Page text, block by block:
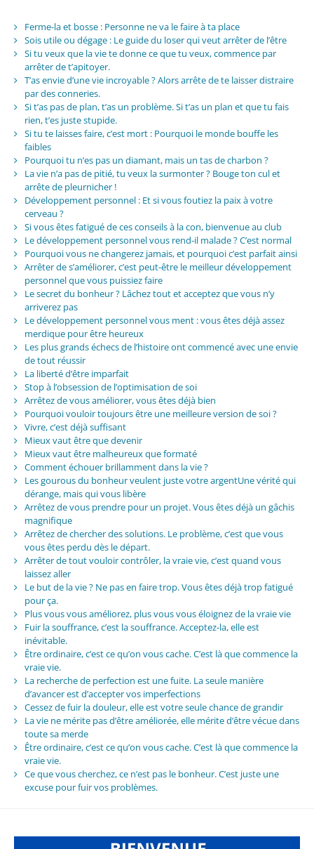
Ferme-la et bosse : Personne ne va le faire à ta place
Sois utile ou dégage : Le guide du loser qui veut arrêter de l’être
Si tu veux que la vie te donne ce que tu veux, commence par
arrêter de t’apitoyer.
T’as envie d’une vie incroyable ? Alors arrête de te laisser distraire
par des conneries.
Si t’as pas de plan, t’as un problème. Si t’as un plan et que tu fais
rien, t’es juste stupide.
Si tu te laisses faire, c’est mort : Pourquoi le monde bouffe les
faibles
Pourquoi tu n’es pas un diamant, mais un tas de charbon ?
La vie n’a pas de pitié, tu veux la surmonter ? Bouge ton cul et
arrête de pleurnicher !
Développement personnel : Et si vous foutiez la paix à votre
cerveau ?
Si vous êtes fatigué de ces conseils à la con, bienvenue au club
Le développement personnel vous rend-il malade ? C’est normal
Pourquoi vous ne changerez jamais, et pourquoi c’est parfait ainsi
Arrêter de s’améliorer, c’est peut-être le meilleur développement
personnel que vous puissiez faire
Le secret du bonheur ? Lâchez tout et acceptez que vous n’y
arriverez pas
Le développement personnel vous ment : vous êtes déjà assez
merdique pour être heureux
Les plus grands échecs de l’histoire ont commencé avec une envie
de tout réussir
La liberté d’être imparfait
Stop à l’obsession de l’optimisation de soi
Arrêtez de vous améliorer, vous êtes déjà bien
Pourquoi vouloir toujours être une meilleure version de soi ?
Vivre, c’est déjà suffisant
Mieux vaut être que devenir
Mieux vaut être malheureux que formaté
Comment échouer brillamment dans la vie ?
Les gourous du bonheur veulent juste votre argentUne vérité qui
dérange, mais qui vous libère
Arrêtez de vous prendre pour un projet. Vous êtes déjà un gâchis
magnifique
Arrêtez de chercher des solutions. Le problème, c’est que vous
vous êtes perdu dès le départ.
Arrêter de tout vouloir contrôler, la vraie vie, c’est quand vous
laissez aller
Le but de la vie ? Ne pas en faire trop. Vous êtes déjà trop fatigué
pour ça.
Plus vous vous améliorez, plus vous vous éloignez de la vraie vie
Fuir la souffrance, c’est la souffrance. Acceptez-la, elle est
inévitable.
Être ordinaire, c’est ce qu’on vous cache. C’est là que commence la
vraie vie.
La recherche de perfection est une fuite. La seule manière
d’avancer est d’accepter vos imperfections
Cessez de fuir la douleur, elle est votre seule chance de grandir
La vie ne mérite pas d’être améliorée, elle mérite d’être vécue dans
toute sa merde
Être ordinaire, c’est ce qu’on vous cache. C’est là que commence la
vraie vie.
Ce que vous cherchez, ce n’est pas le bonheur. C’est juste une
excuse pour fuir vos problèmes.